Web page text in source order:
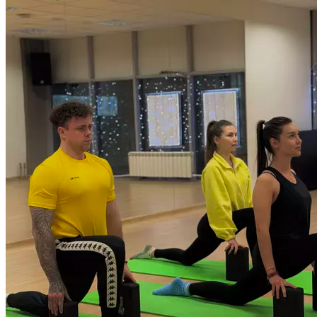
гибкости и эластичности. Заниматься стретчингом можно
в любом возрасте, независимо от имеющегося уровня
подготовленности. Продолжительность 55 минут.